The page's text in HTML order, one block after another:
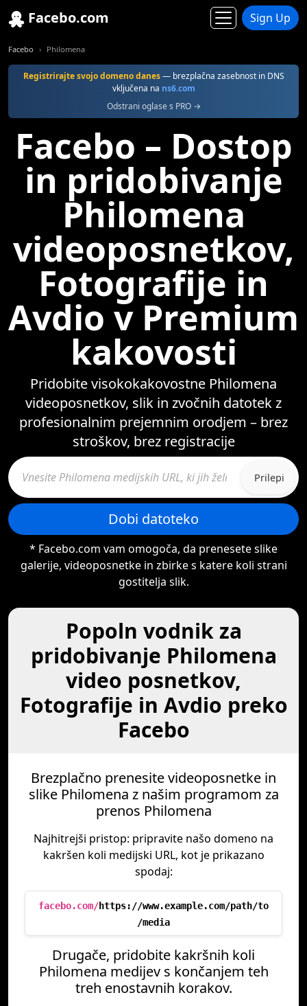
Facebo.com Sign Up
Facebo Philomena
Registrirajte svojo domeno danes— brezplačna zasebnost in DNS
vključena na ns6.com
Odstrani oglase s PRO →
Facebo – Dostop
in pridobivanje
Philomena
videoposnetkov,
Fotografije in
Avdio v Premium
kakovosti
Pridobite visokokakovostne Philomena
videoposnetkov, slik in zvočnih datotek z
profesionalnim prejemnim orodjem – brez
stroškov, brez registracije
Prilepi
Dobi datoteko
* Facebo.com vam omogoča, da prenesete slike
galerije, videoposnetke in zbirke s katere koli strani
gostitelja slik.
Popoln vodnik za
pridobivanje Philomena
video posnetkov,
Fotografije in Avdio preko
Facebo
Brezplačno prenesite videoposnetke in
slike Philomena z našim programom za
prenos Philomena
Najhitrejši pristop: pripravite našo domeno na
kakršen koli medijski URL, kot je prikazano
spodaj:
facebo.com/https://www.example.com/path/to
/media
Drugače, pridobite kakršnih koli
Philomena medijev s končanjem teh
treh enostavnih korakov.